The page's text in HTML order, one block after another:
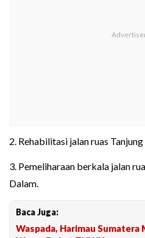
2. Rehabilitasi jalan ruas
3. Pemeliharaan berkala jalan
Dalam.
Baca Juga:
Waspada, Harimau Sumatera